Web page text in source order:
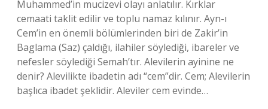
Muhammed’in mucizevi olayı anlatılır. Kırklar
cemaati taklit edilir ve toplu namaz kılınır. Ayn-ı
Cem’in en önemli bölümlerinden biri de Zakir’in
Baglama (Saz) çaldığı, ilahiler söylediği, ibareler ve
nefesler söylediği Semah’tır. Alevilerin ayinine ne
denir? Alevilikte ibadetin adı “cem”dir. Cem; Alevilerin
başlıca ibadet şeklidir. Aleviler cem evinde…